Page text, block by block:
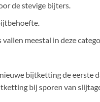
de stevige bijters.
meestal in deze
bijtketting de eerste
bij sporen van